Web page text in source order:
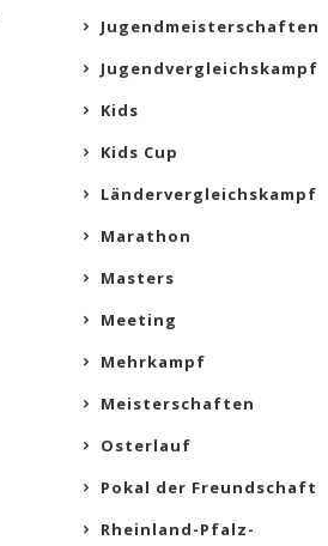
Jugendmeisterschaften
Jugendvergleichskampf
Kids
Kids Cup
Ländervergleichskampf
Marathon
Masters
Meeting
Mehrkampf
Meisterschaften
Osterlauf
Pokal der Freundschaft
Rheinland-Pfalz-